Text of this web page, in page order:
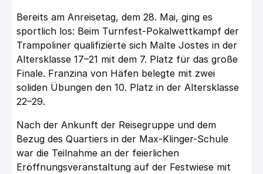
Bereits am Anreisetag, dem 28. Mai, ging es
sportlich los: Beim Turnfest-Pokalwettkampf der
Trampoliner qualifizierte sich Malte Jostes in der
Altersklasse 17–21 mit dem 7. Platz für das große
Finale. Franzina von Häfen belegte mit zwei
soliden Übungen den 10. Platz in der Altersklasse
22–29.
Nach der Ankunft der Reisegruppe und dem
Bezug des Quartiers in der Max-Klinger-Schule
war die Teilnahme an der feierlichen
Eröffnungsveranstaltung auf der Festwiese mit